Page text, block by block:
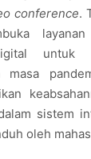
conference.
untuk
masa
sistem
oleh